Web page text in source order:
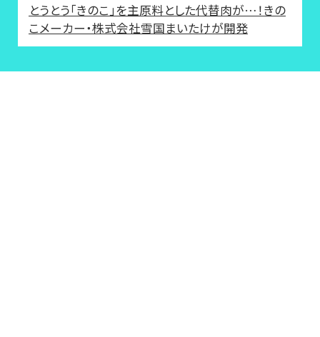
とうとう「きのこ」を主原料とした代替肉が…！きの
こメーカー・株式会社雪国まいたけが開発